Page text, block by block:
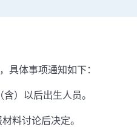
具体事项通知如下：
含）以后出生人员。
料讨论后决定。